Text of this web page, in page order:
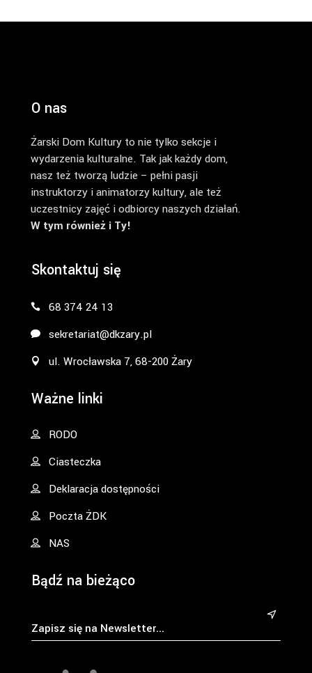
O nas
Żarski Dom Kultury to nie tylko sekcje i
wydarzenia kulturalne. Tak jak każdy dom,
nasz też tworzą ludzie – pełni pasji
instruktorzy i animatorzy kultury, ale też
uczestnicy zajęć i odbiorcy naszych działań.
W tym również i Ty!
Skontaktuj się
68 374 24 13
sekretariat@dkzary.pl
ul. Wrocławska 7, 68-200 Żary
Ważne linki
RODO
Ciasteczka
Deklaracja dostępności
Poczta ŻDK
NAS
Bądź na bieżąco
&